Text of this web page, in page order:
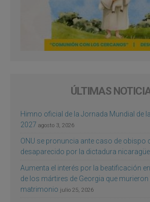
ÚLTIMAS
Himno oficial de la Jornada Mundial de
2027 agosto 3, 2026
ONU se pronuncia ante caso de obispo
desaparecido por la dictadura
Aumenta el interés por la beatificación
de los mártires de Georgia que murieron
matrimonio julio 25, 2026